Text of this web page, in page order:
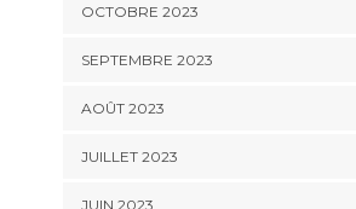
OCTOBRE 2023
SEPTEMBRE 2023
AOÛT 2023
JUILLET 2023
JUIN 2023